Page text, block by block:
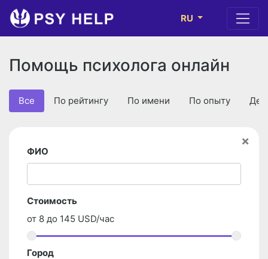
RU
Помощь психолога онлайн
Все По рейтингу По имени По опыту
×
ФИО
Стоимость
от 8 до 145 USD/час
Город